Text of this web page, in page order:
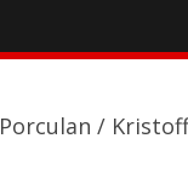
Porculan / Kristoff